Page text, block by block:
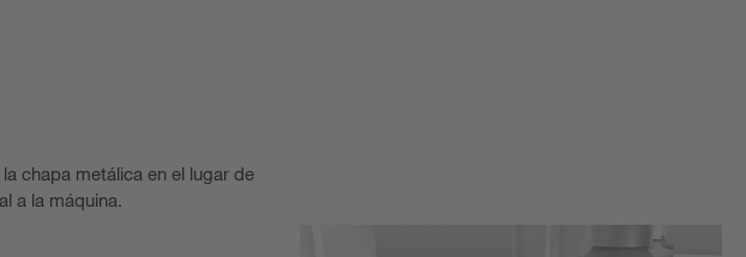
chapa metálica en el lugar de
a la máquina.